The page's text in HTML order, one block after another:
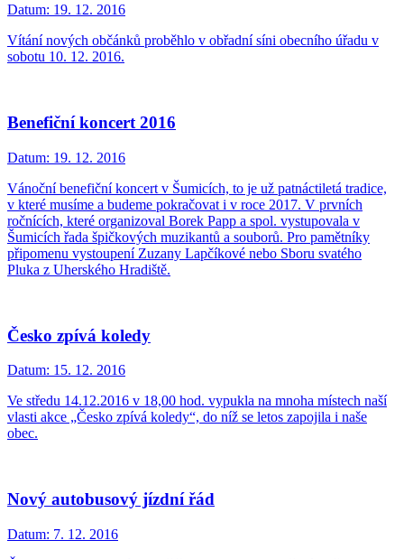
Datum: 19. 12. 2016
Vítání nových občánků proběhlo v obřadní síni obecního úřadu v
sobotu 10. 12. 2016.
Benefiční koncert 2016
Datum: 19. 12. 2016
Vánoční benefiční koncert v Šumicích, to je už patnáctiletá tradice,
v které musíme a budeme pokračovat i v roce 2017. V prvních
ročnících, které organizoval Borek Papp a spol. vystupovala v
Šumicích řada špičkových muzikantů a souborů. Pro pamětníky
připomenu vystoupení Zuzany Lapčíkové nebo Sboru svatého
Pluka z Uherského Hradiště.
Česko zpívá koledy
Datum: 15. 12. 2016
Ve středu 14.12.2016 v 18,00 hod. vypukla na mnoha místech naší
vlasti akce „Česko zpívá koledy“, do níž se letos zapojila i naše
obec.
Nový autobusový jízdní řád
Datum: 7. 12. 2016